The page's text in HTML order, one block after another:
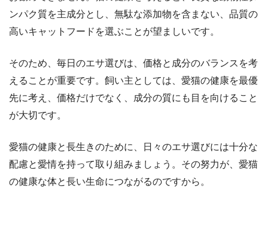
ンパク質を主成分とし、無駄な添加物を含まない、品質の
高いキャットフードを選ぶことが望ましいです。
そのため、毎日のエサ選びは、価格と成分のバランスを考
えることが重要です。飼い主としては、愛猫の健康を最優
先に考え、価格だけでなく、成分の質にも目を向けること
が大切です。
愛猫の健康と長生きのために、日々のエサ選びには十分な
配慮と愛情を持って取り組みましょう。その努力が、愛猫
の健康な体と長い生命につながるのですから。